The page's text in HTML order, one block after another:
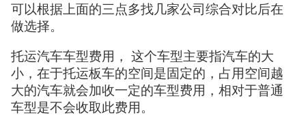
可以根据上面的三点多找几家公司综合对比后在
做选择。
托运汽车车型费用， 这个车型主要指汽车的大
小，在于托运板车的空间是固定的，占用空间越
大的汽车就会加收一定的车型费用，相对于普通
车型是不会收取此费用。